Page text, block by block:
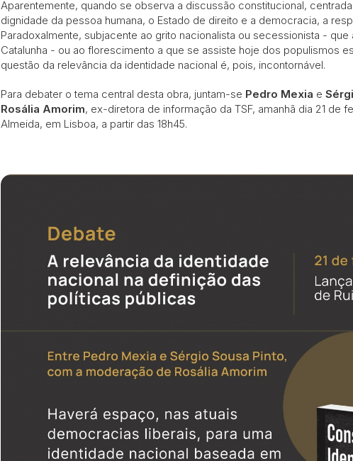
Aparentemente, quando se observa a discussão constitucional,
dignidade da pessoa humana, o Estado de direito e a democracia, a
Paradoxalmente, subjacente ao grito nacionalista ou secessionista -
Catalunha - ou ao florescimento a que se assiste hoje dos populismos
questão da relevância da identidade nacional é, pois, incontornável.
Para debater o tema central desta obra, juntam-se Pedro Mexia e
Rosália Amorim, ex-diretora de informação da TSF, amanhã dia 21 de
Almeida, em Lisboa, a partir das 18h45.